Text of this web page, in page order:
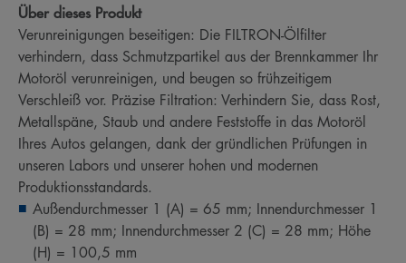
Über dieses Produkt
Verunreinigungen beseitigen: Die FILTRON-Ölfilter
verhindern, dass Schmutzpartikel aus der Brennkammer Ihr
Motoröl verunreinigen, und beugen so frühzeitigem
Verschleiß vor. Präzise Filtration: Verhindern Sie, dass Rost,
Metallspäne, Staub und andere Feststoffe in das Motoröl
Ihres Autos gelangen, dank der gründlichen Prüfungen in
unseren Labors und unserer hohen und modernen
Produktionsstandards.
Außendurchmesser 1 (A) = 65 mm; Innendurchmesser 1
(B) = 28 mm; Innendurchmesser 2 (C) = 28 mm; Höhe
(H) = 100,5 mm